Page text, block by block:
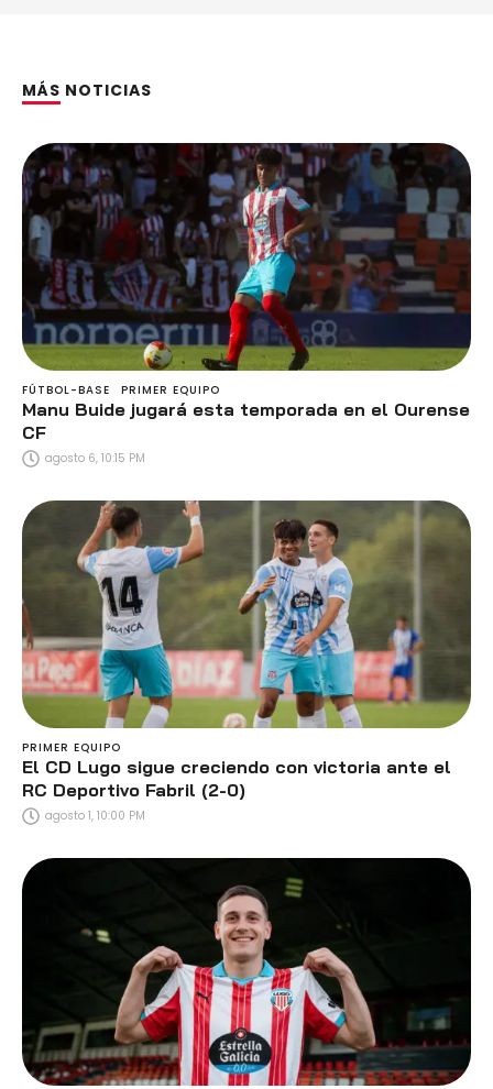
MÁS NOTICIAS
FÚTBOL-BASE PRIMER EQUIPO
Manu Buide jugará esta temporada en el Ourense
CF
agosto 6, 10:15 PM
PRIMER EQUIPO
El CD Lugo sigue creciendo con victoria ante el
RC Deportivo Fabril (2-0)
agosto 1, 10:00 PM